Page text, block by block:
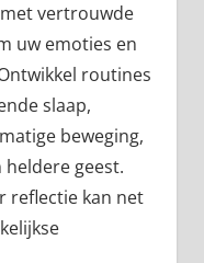
vertrouwde
uw emoties en
routines
slaap,
beweging,
heldere geest.
reflectie kan net